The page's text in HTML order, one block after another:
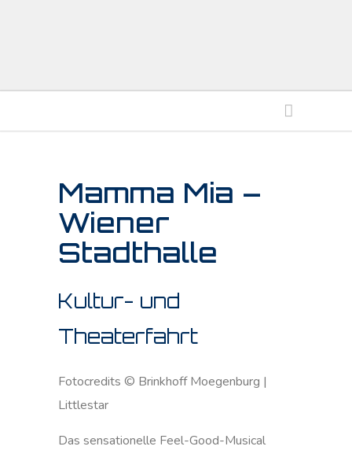
Mamma Mia –
Wiener
Stadthalle
Kultur- und
Theaterfahrt
Fotocredits © Brinkhoff Moegenburg |
Littlestar
Das sensationelle Feel-Good-Musical